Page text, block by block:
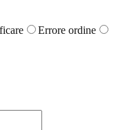
Errore ordine